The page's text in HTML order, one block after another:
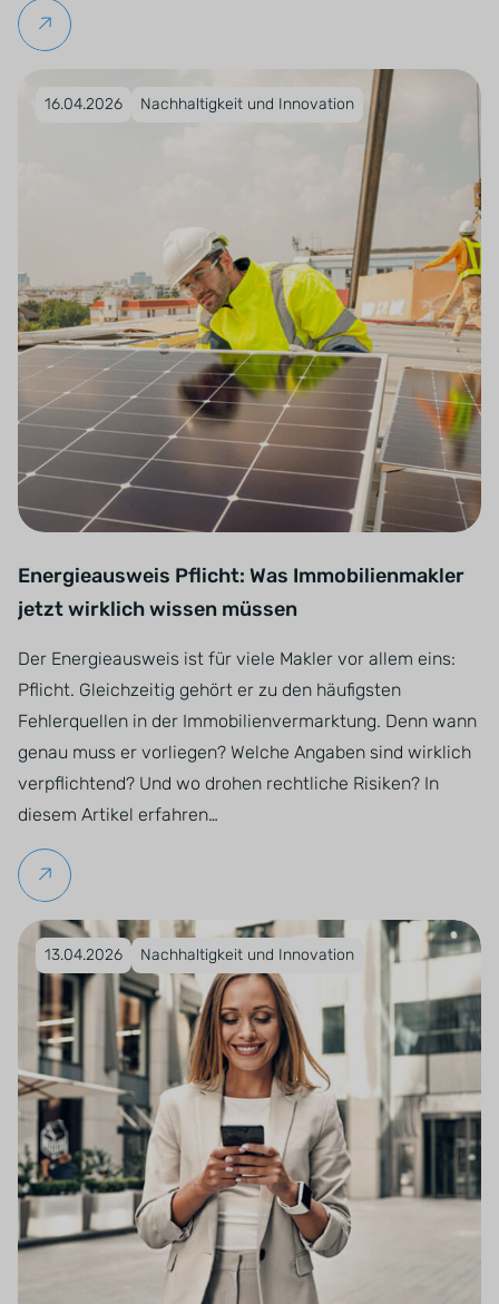
Weiterlesen
Veröffentlicht am 16.04.2026
16.04.2026 Nachhaltigkeit und Innovation
Energieausweis Pflicht: Was Immobilienmakler
jetzt wirklich wissen müssen
Der Energieausweis ist für viele Makler vor allem eins:
Pflicht. Gleichzeitig gehört er zu den häufigsten
Fehlerquellen in der Immobilienvermarktung. Denn wann
genau muss er vorliegen? Welche Angaben sind wirklich
verpflichtend? Und wo drohen rechtliche Risiken? In
diesem Artikel erfahren…
Weiterlesen
Veröffentlicht am 13.04.2026
13.04.2026 Nachhaltigkeit und Innovation